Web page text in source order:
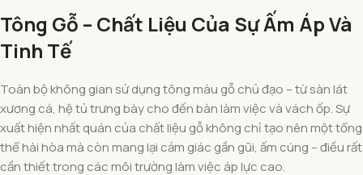
Tông Gỗ – Chất Liệu Của Sự Ấm Áp Và
Tinh Tế
Toàn bộ không gian sử dụng tông màu gỗ chủ đạo – từ sàn lát
xương cá, hệ tủ trưng bày cho đến bàn làm việc và vách ốp. Sự
xuất hiện nhất quán của chất liệu gỗ không chỉ tạo nên một tổng
thể hài hòa mà còn mang lại cảm giác gần gũi, ấm cúng – điều rất
cần thiết trong các môi trường làm việc áp lực cao.